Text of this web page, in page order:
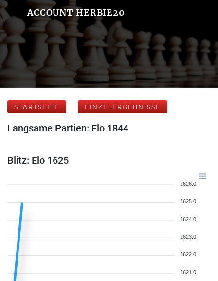
ACCOUNT HERBIE20
STARTSEITE EINZELERGEBNISSE
Langsame Partien: Elo 1844
Blitz: Elo 1625
1626.0
1625.0
1624.0
1623.0
1622.0
1621.0